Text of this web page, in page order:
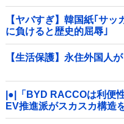
【ヤバすぎ】韓国紙｢サ
に負けると歴史的屈辱｣
【生活保護】永住外国人
|●|「BYD RACCOは利便
EV推進派がスカスカ構造
特徴よな